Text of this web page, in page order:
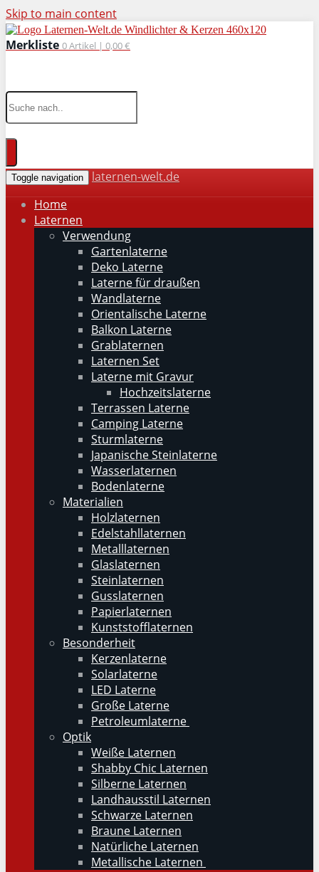
Skip to main content
Merkliste 0Artikel | 0,00 €
Toggle navigation
laternen-welt.de
Home
Laternen
Verwendung
Gartenlaterne
Deko Laterne
Laterne für draußen
Wandlaterne
Orientalische Laterne
Balkon Laterne
Grablaternen
Laternen Set
Laterne mit Gravur
Hochzeitslaterne
Terrassen Laterne
Camping Laterne
Sturmlaterne
Japanische Steinlaterne
Wasserlaternen
Bodenlaterne
Materialien
Holzlaternen
Edelstahllaternen
Metalllaternen
Glaslaternen
Steinlaternen
Gusslaternen
Papierlaternen
Kunststofflaternen
Besonderheit
Kerzenlaterne
Solarlaterne
LED Laterne
Große Laterne
Petroleumlaterne
Optik
Weiße Laternen
Shabby Chic Laternen
Silberne Laternen
Landhausstil Laternen
Schwarze Laternen
Braune Laternen
Natürliche Laternen
Metallische Laternen